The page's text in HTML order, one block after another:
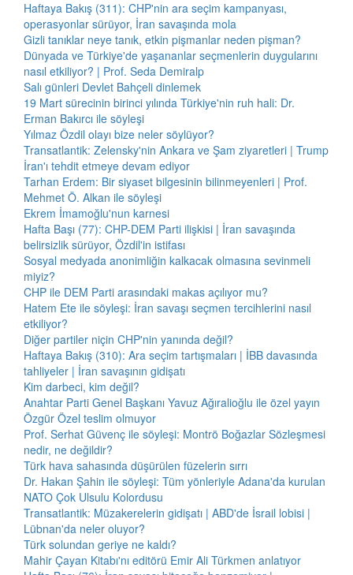
Haftaya Bakış (311): CHP'nin ara seçim kampanyası,
operasyonlar sürüyor, İran savaşında mola
Gizli tanıklar neye tanık, etkin pişmanlar neden pişman?
Dünyada ve Türkiye'de yaşananlar seçmenlerin duygularını
nasıl etkiliyor? | Prof. Seda Demiralp
Salı günleri Devlet Bahçeli dinlemek
19 Mart sürecinin birinci yılında Türkiye'nin ruh hali: Dr.
Erman Bakırcı ile söyleşi
Yılmaz Özdil olayı bize neler söylüyor?
Transatlantik: Zelensky'nin Ankara ve Şam ziyaretleri | Trump
İran'ı tehdit etmeye devam ediyor
Tarhan Erdem: Bir siyaset bilgesinin bilinmeyenleri | Prof.
Mehmet Ö. Alkan ile söyleşi
Ekrem İmamoğlu'nun karnesi
Hafta Başı (77): CHP-DEM Parti ilişkisi | İran savaşında
belirsizlik sürüyor, Özdil'in istifası
Sosyal medyada anonimliğin kalkacak olmasına sevinmeli
miyiz?
CHP ile DEM Parti arasındaki makas açılıyor mu?
Hatem Ete ile söyleşi: İran savaşı seçmen tercihlerini nasıl
etkiliyor?
Diğer partiler niçin CHP'nin yanında değil?
Haftaya Bakış (310): Ara seçim tartışmaları | İBB davasında
tahliyeler | İran savaşının gidişatı
Kim darbeci, kim değil?
Anahtar Parti Genel Başkanı Yavuz Ağıralioğlu ile özel yayın
Özgür Özel teslim olmuyor
Prof. Serhat Güvenç ile söyleşi: Montrö Boğazlar Sözleşmesi
nedir, ne değildir?
Türk hava sahasında düşürülen füzelerin sırrı
Dr. Hakan Şahin ile söyleşi: Tüm yönleriyle Adana'da kurulan
NATO Çok Ulsulu Kolordusu
Transatlantik: Müzakerelerin gidişatı | ABD'de İsrail lobisi |
Lübnan'da neler oluyor?
Türk solundan geriye ne kaldı?
Mahir Çayan Kitabı'nı editörü Emir Ali Türkmen anlatıyor